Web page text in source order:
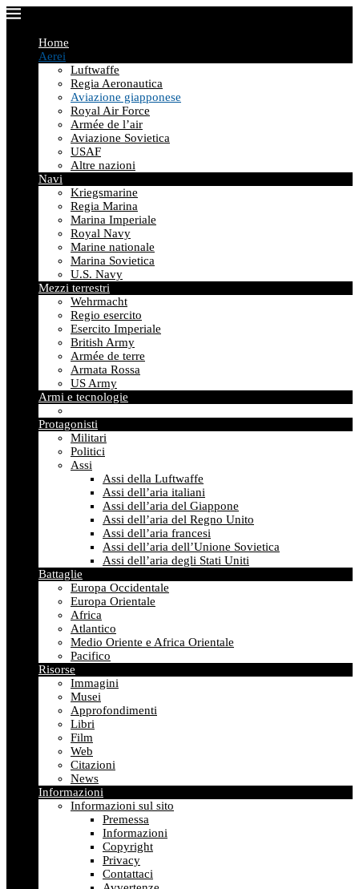
Home
Aerei
Luftwaffe
Regia Aeronautica
Aviazione giapponese
Royal Air Force
Armée de l’air
Aviazione Sovietica
USAF
Altre nazioni
Navi
Kriegsmarine
Regia Marina
Marina Imperiale
Royal Navy
Marine nationale
Marina Sovietica
U.S. Navy
Mezzi terrestri
Wehrmacht
Regio esercito
Esercito Imperiale
British Army
Armée de terre
Armata Rossa
US Army
Armi e tecnologie
Protagonisti
Militari
Politici
Assi
Assi della Luftwaffe
Assi dell’aria italiani
Assi dell’aria del Giappone
Assi dell’aria del Regno Unito
Assi dell’aria francesi
Assi dell’aria dell’Unione Sovietica
Assi dell’aria degli Stati Uniti
Battaglie
Europa Occidentale
Europa Orientale
Africa
Atlantico
Medio Oriente e Africa Orientale
Pacifico
Risorse
Immagini
Musei
Approfondimenti
Libri
Film
Web
Citazioni
News
Informazioni
Informazioni sul sito
Premessa
Informazioni
Copyright
Privacy
Contattaci